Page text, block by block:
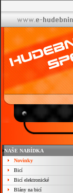
NAŠE NABÍDKA
Novinky
Bicí
Bicí elektronické
Blány na bicí